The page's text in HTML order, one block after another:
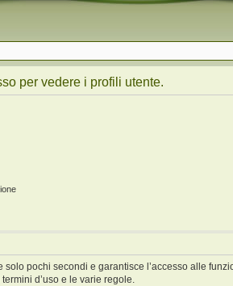
per vedere i profili utente.
pochi secondi e garantisce l’accesso alle
d’uso e le varie regole.